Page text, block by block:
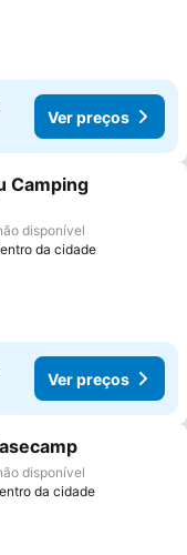
Ver preços
aos favoritos
Camping
disponível
da cidade
Ver preços
aos favoritos
disponível
da cidade